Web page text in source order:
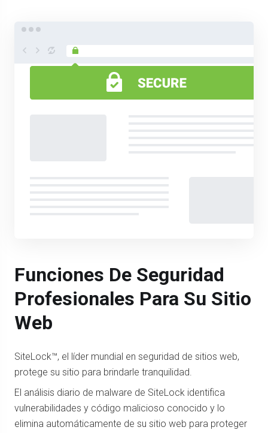
Funciones De Seguridad
Profesionales Para Su Sitio
Web
SiteLock™, el líder mundial en seguridad de sitios web,
protege su sitio para brindarle tranquilidad.
El análisis diario de malware de SiteLock identifica
vulnerabilidades y código malicioso conocido y lo
elimina automáticamente de su sitio web para proteger